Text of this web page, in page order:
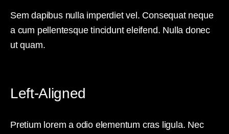
Sem dapibus nulla imperdiet vel. Consequat neque
a cum pellentesque tincidunt eleifend. Nulla donec
ut quam.
Left-Aligned
Pretium lorem a odio elementum cras ligula. Nec